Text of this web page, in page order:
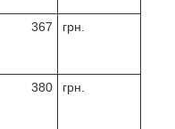
367 грн.
380 грн.